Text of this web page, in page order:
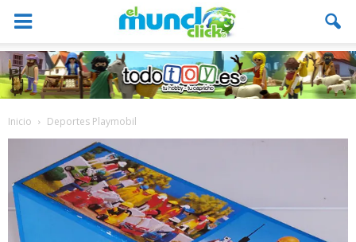
Inicio Deportes Playmobil